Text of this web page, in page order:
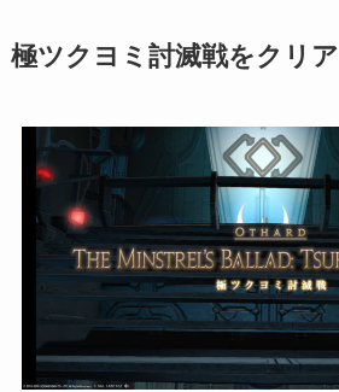
極ツクヨミ討滅戦をクリア